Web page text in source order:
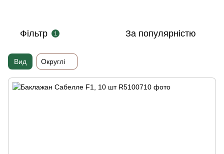
Фільтр 1 За популярністю
Вид Округлі